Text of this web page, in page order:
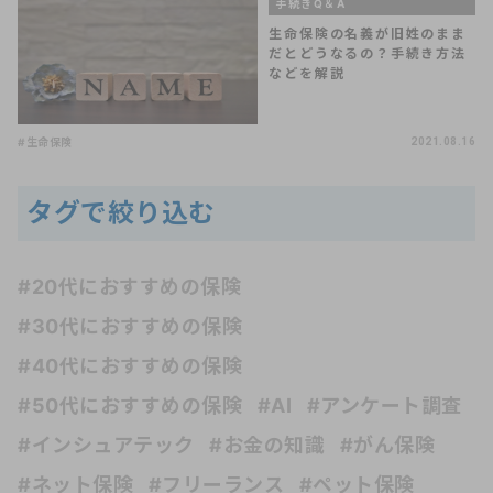
手続きQ＆A
生命保険の名義が旧姓のまま
だとどうなるの？手続き方法
などを解説
#生命保険 2021.08.16
タグで絞り込む
#20代におすすめの保険
#30代におすすめの保険
#40代におすすめの保険
#50代におすすめの保険
#AI
#アンケート調査
#インシュアテック
#お金の知識
#がん保険
#ネット保険
#フリーランス #ペット保険